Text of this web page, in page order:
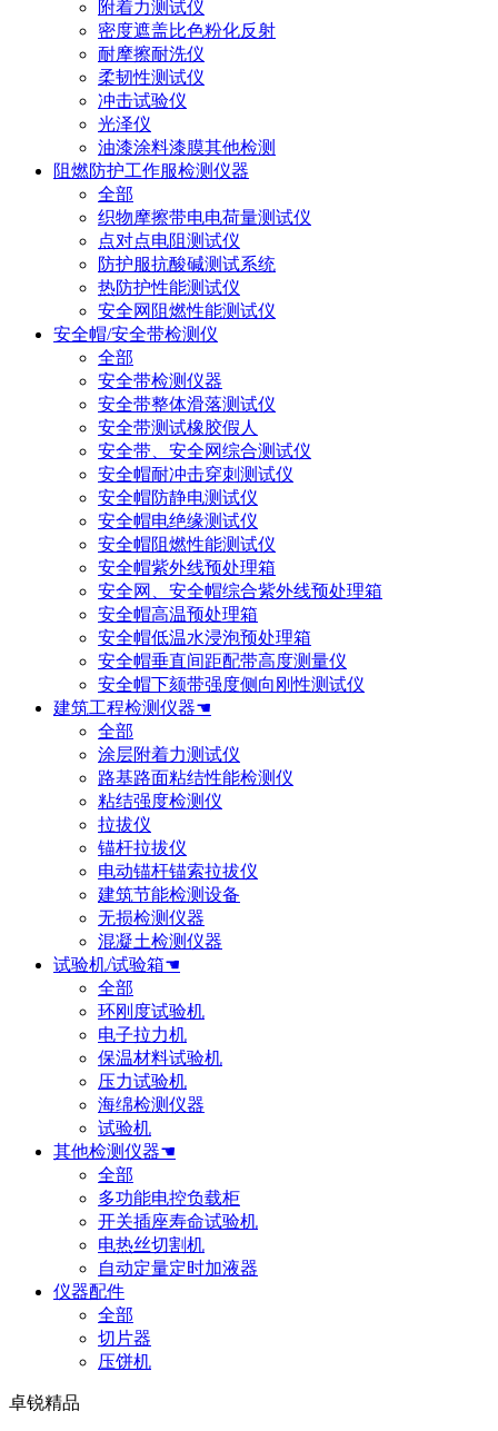
附着力测试仪
密度遮盖比色粉化反射
耐摩擦耐洗仪
柔韧性测试仪
冲击试验仪
光泽仪
油漆涂料漆膜其他检测
阻燃防护工作服检测仪器
全部
织物摩擦带电电荷量测试仪
点对点电阻测试仪
防护服抗酸碱测试系统
热防护性能测试仪
安全网阻燃性能测试仪
安全帽/安全带检测仪
全部
安全带检测仪器
安全带整体滑落测试仪
安全带测试橡胶假人
安全带、安全网综合测试仪
安全帽耐冲击穿刺测试仪
安全帽防静电测试仪
安全帽电绝缘测试仪
安全帽阻燃性能测试仪
安全帽紫外线预处理箱
安全网、安全帽综合紫外线预处理箱
安全帽高温预处理箱
安全帽低温水浸泡预处理箱
安全帽垂直间距配带高度测量仪
安全帽下颏带强度侧向刚性测试仪
建筑工程检测仪器☚
全部
涂层附着力测试仪
路基路面粘结性能检测仪
粘结强度检测仪
拉拔仪
锚杆拉拔仪
电动锚杆锚索拉拔仪
建筑节能检测设备
无损检测仪器
混凝土检测仪器
试验机/试验箱☚
全部
环刚度试验机
电子拉力机
保温材料试验机
压力试验机
海绵检测仪器
试验机
其他检测仪器☚
全部
多功能电控负载柜
开关插座寿命试验机
电热丝切割机
自动定量定时加液器
仪器配件
全部
切片器
压饼机
卓锐精品